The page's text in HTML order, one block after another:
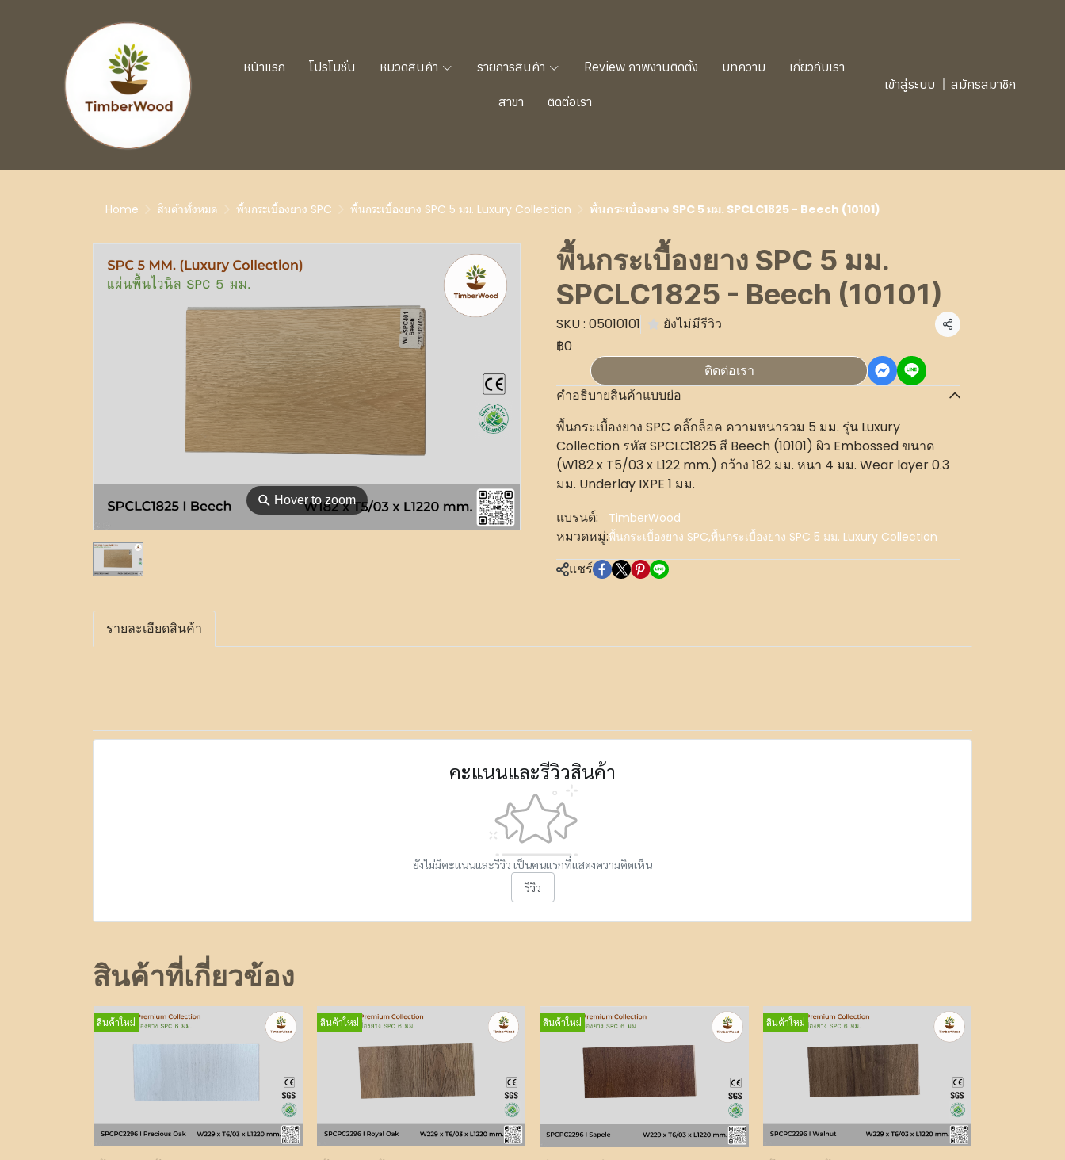
หน้าแรก โปรโมชั่น หมวดสินค้า รายการสินค้า Review ภาพงานติดตั้ง บทความ เกี่ยวกับเรา
สาขา ติดต่อเรา
เข้าสู่ระบบ สมัครสมาชิก
Home สินค้าทั้งหมด พื้นกระเบื้องยาง SPC พื้นกระเบื้องยาง SPC 5 มม. Luxury Collection พื้นกระเบื้องยาง SPC 5 มม. SPCLC1825 - Beech (10101)
⚲ Hover to zoom
พื้นกระเบื้องยาง SPC 5 มม.
SPCLC1825 - Beech (10101)
SKU : 05010101 ยังไม่มีรีวิว
แชร์
฿0
ติดต่อเรา
คำอธิบายสินค้าแบบย่อ
พื้นกระเบื้องยาง SPC คลิ๊กล็อค ความหนารวม 5 มม. รุ่น Luxury
Collection รหัส SPCLC1825 สี Beech (10101) ผิว Embossed ขนาด
(W182 x T5/03 x L122 mm.) กว้าง 182 มม. หนา 4 มม. Wear layer 0.3
มม. Underlay IXPE 1 มม.
แบรนด์:
TimberWood
หมวดหมู่:พื้นกระเบื้องยาง SPC,พื้นกระเบื้องยาง SPC 5 มม. Luxury Collection
แชร์
รายละเอียดสินค้า
คะแนนและรีวิวสินค้า
ยังไม่มีคะแนนและรีวิว เป็นคนแรกที่แสดงความคิดเห็น
รีวิว
สินค้าที่เกี่ยวข้อง
สินค้าใหม่ สินค้าใหม่ สินค้าใหม่ สินค้าใหม่